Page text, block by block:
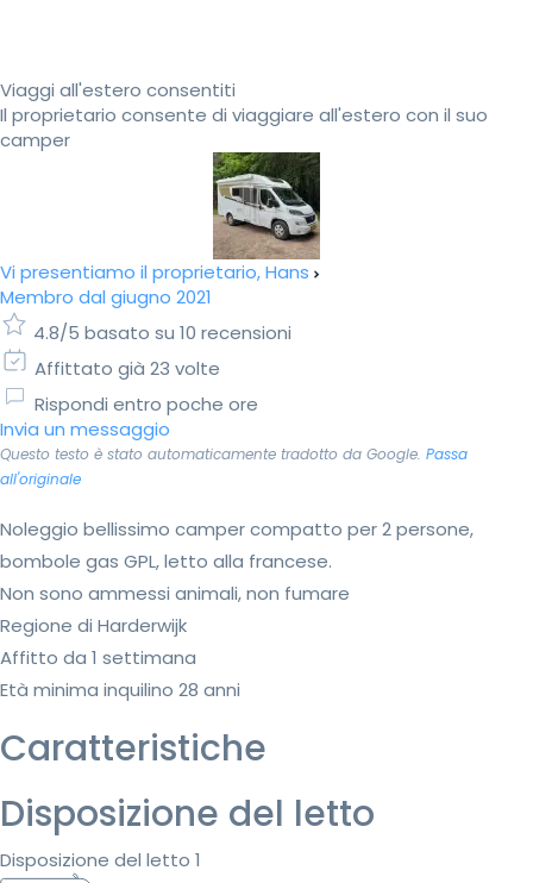
Viaggi all'estero consentiti
Il proprietario consente di viaggiare all'estero con il suo
camper
Vi presentiamo il proprietario, Hans
Membro dal giugno 2021
4.8/5 basato su 10 recensioni
Affittato già 23 volte
Rispondi entro poche ore
Invia un messaggio
Questo testo è stato automaticamente tradotto da Google. Passa
all'originale
Noleggio bellissimo camper compatto per 2 persone,
bombole gas GPL, letto alla francese.
Non sono ammessi animali, non fumare
Regione di Harderwijk
Affitto da 1 settimana
Età minima inquilino 28 anni
Caratteristiche
Disposizione del letto
Disposizione del letto 1